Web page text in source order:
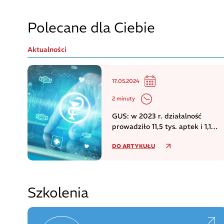
Polecane dla Ciebie
Aktualności
17.05.2024
2 minuty
GUS: w 2023 r. działalność
prowadziło 11,5 tys. aptek i 1,1
DO ARTYKUŁU
Szkolenia